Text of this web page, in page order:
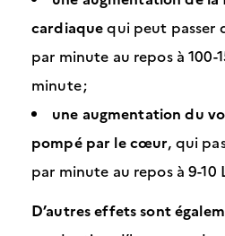
cardiaquequi peut passer
par minute au repos à
minute ;
une augmentation du
pompé par le cœur, qui
par minute au repos à 9-10
D’autres effets sont